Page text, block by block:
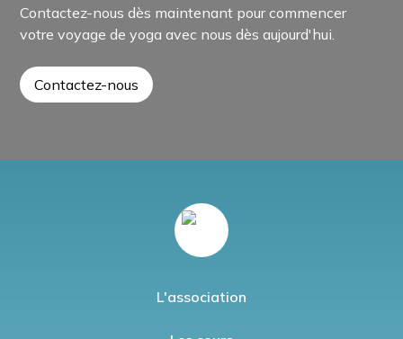
Contactez-nous dès maintenant pour commencer
votre voyage de yoga avec nous dès aujourd'hui.
Contactez-nous
L'association